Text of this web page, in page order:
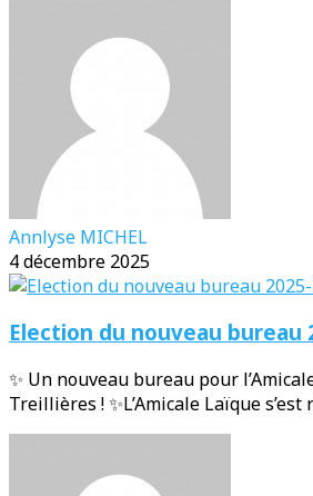
Annlyse MICHEL
4 décembre 2025
Election du nouveau bureau
✨ Un nouveau bureau pour
Treillières ! ✨L’Amicale Laïque s’est